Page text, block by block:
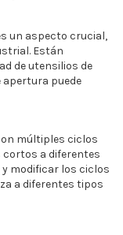
un aspecto crucial,
Están
de utensilios de
apertura puede
múltiples ciclos
cortos a diferentes
modificar los ciclos
a diferentes tipos